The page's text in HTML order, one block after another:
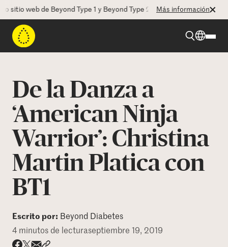
web de Beyond Type 1 y Beyond Type 2! La CEO Deborah Dugan
Más información
Recursos
Programas
De la Danza a
‘American Ninja
Warrior’: Christina
Martin Platica con
BT1
Escrito por: Beyond Diabetes
4 minutos de lecturaseptiembre 19, 2019